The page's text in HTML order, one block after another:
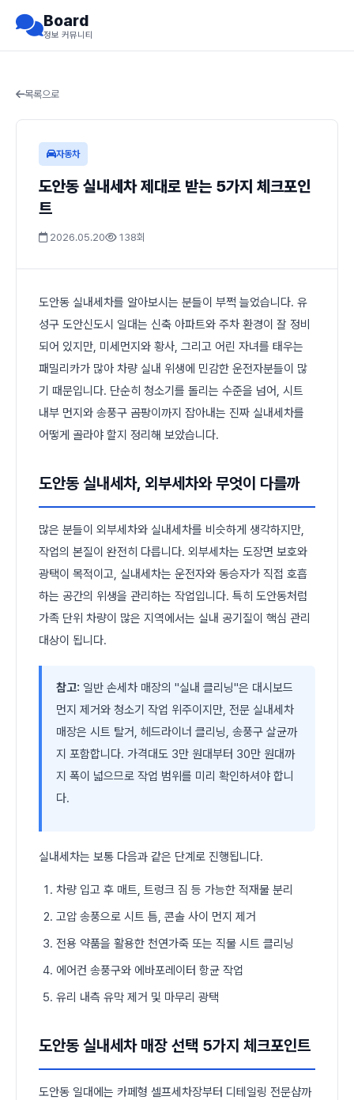
Board
정보 커뮤니티
목록으로
자동차
도안동 실내세차 제대로 받는 5가지 체크포인
트
2026.05.20 138회
도안동 실내세차를 알아보시는 분들이 부쩍 늘었습니다. 유
성구 도안신도시 일대는 신축 아파트와 주차 환경이 잘 정비
되어 있지만, 미세먼지와 황사, 그리고 어린 자녀를 태우는
패밀리카가 많아 차량 실내 위생에 민감한 운전자분들이 많
기 때문입니다. 단순히 청소기를 돌리는 수준을 넘어, 시트
내부 먼지와 송풍구 곰팡이까지 잡아내는 진짜 실내세차를
어떻게 골라야 할지 정리해 보았습니다.
도안동 실내세차, 외부세차와 무엇이 다를까
많은 분들이 외부세차와 실내세차를 비슷하게 생각하지만,
작업의 본질이 완전히 다릅니다. 외부세차는 도장면 보호와
광택이 목적이고, 실내세차는 운전자와 동승자가 직접 호흡
하는 공간의 위생을 관리하는 작업입니다. 특히 도안동처럼
가족 단위 차량이 많은 지역에서는 실내 공기질이 핵심 관리
대상이 됩니다.
참고: 일반 손세차 매장의 "실내 클리닝"은 대시보드
먼지 제거와 청소기 작업 위주이지만, 전문 실내세차
매장은 시트 탈거, 헤드라이너 클리닝, 송풍구 살균까
지 포함합니다. 가격대도 3만 원대부터 30만 원대까
지 폭이 넓으므로 작업 범위를 미리 확인하셔야 합니
다.
실내세차는 보통 다음과 같은 단계로 진행됩니다.
차량 입고 후 매트, 트렁크 짐 등 가능한 적재물 분리
고압 송풍으로 시트 틈, 콘솔 사이 먼지 제거
전용 약품을 활용한 천연가죽 또는 직물 시트 클리닝
에어컨 송풍구와 에바포레이터 항균 작업
유리 내측 유막 제거 및 마무리 광택
도안동 실내세차 매장 선택 5가지 체크포인트
도안동 일대에는 카페형 셀프세차장부터 디테일링 전문샵까